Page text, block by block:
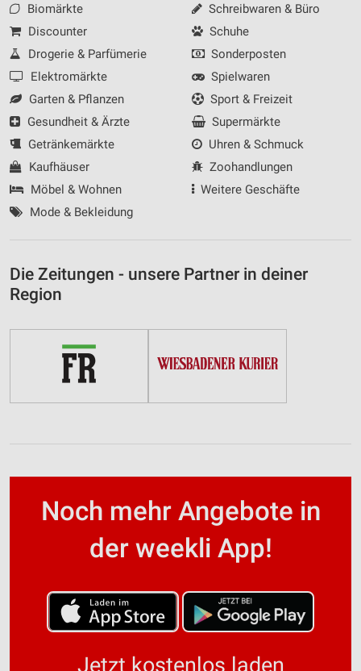
Biomärkte
Discounter
Drogerie & Parfümerie
Elektromärkte
Garten & Pflanzen
Gesundheit & Ärzte
Getränkemärkte
Kaufhäuser
Möbel & Wohnen
Mode & Bekleidung
Schreibwaren & Büro
Schuhe
Sonderposten
Spielwaren
Sport & Freizeit
Supermärkte
Uhren & Schmuck
Zoohandlungen
Weitere Geschäfte
Die Zeitungen - unsere Partner in deiner
Region
Noch mehr Angebote in
der weekli App!
Jetzt kostenlos laden